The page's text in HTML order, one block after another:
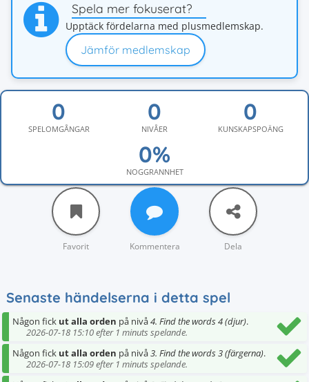
Spela mer fokuserat?
Upptäck fördelarna med plusmedlemskap.
Jämför medlemskap
SPELOMGÅNGAR NIVÅER KUNSKAPSPOÄNG
NOGGRANNHET
Favorit Kommentera Dela
Senaste händelserna i detta spel
Någon fick ut alla orden på nivå4. Find the words 4 (djur).
2026-07-18 15:10 efter 1 minuts spelande.
Någon fick ut alla orden på nivå3. Find the words 3 (färgerna).
2026-07-18 15:09 efter 1 minuts spelande.